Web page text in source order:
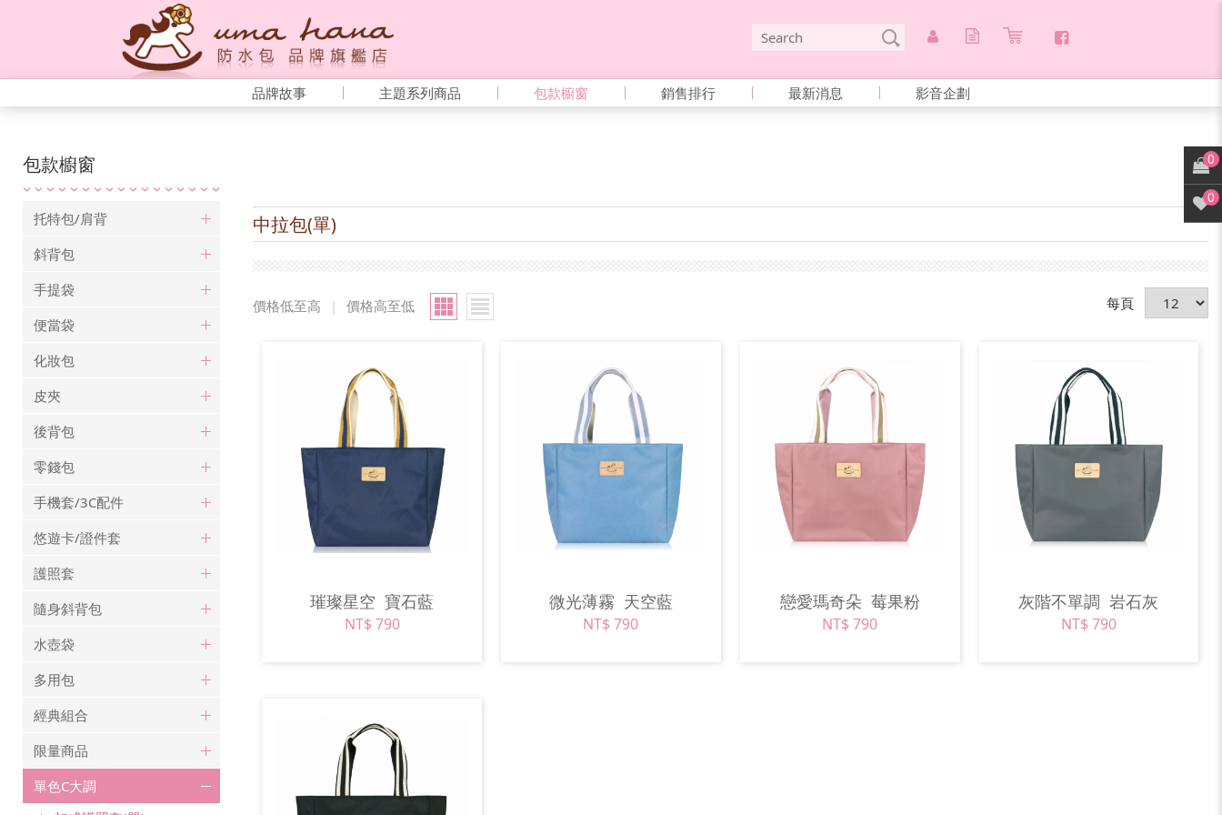
品牌故事 主題系列商品 包款櫥窗 銷售排行 最新消息 影音企劃
包款櫥窗
托特包/肩背
斜背包
手提袋
便當袋
化妝包
皮夾
後背包
零錢包
手機套/3C配件
悠遊卡/證件套
護照套
隨身斜背包
水壺袋
多用包
經典組合
限量商品
單色C大調
中拉包(單)
價格低至高 | 價格高至低 每頁
璀璨星空寶石藍
NT$ 790
微光薄霧 天空藍
NT$ 790
戀愛瑪奇朵 莓果粉
NT$ 790
灰階不單調岩石灰
NT$ 790
0
0